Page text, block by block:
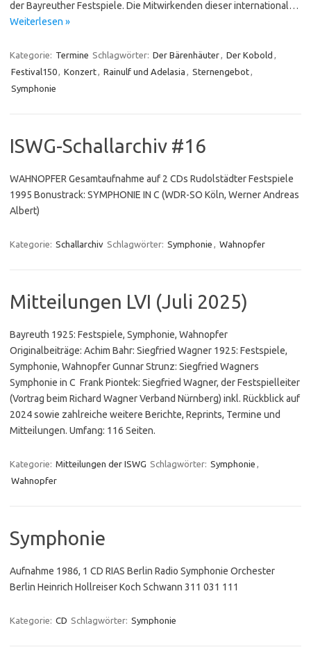
der Bayreuther Festspiele. Die Mitwirkenden dieser international…
Weiterlesen »
Kategorie: Termine Schlagwörter: Der Bärenhäuter, Der Kobold ,
Festival150, Konzert, Rainulf und Adelasia , Sternengebot,
Symphonie
ISWG-Schallarchiv #16
WAHNOPFER Gesamtaufnahme auf 2 CDs Rudolstädter Festspiele
1995 Bonustrack: SYMPHONIE IN C (WDR-SO Köln, Werner Andreas
Albert)
Kategorie: Schallarchiv Schlagwörter: Symphonie , Wahnopfer
Mitteilungen LVI (Juli 2025)
Bayreuth 1925: Festspiele, Symphonie, Wahnopfer
Originalbeiträge: Achim Bahr: Siegfried Wagner 1925: Festspiele,
Symphonie, Wahnopfer Gunnar Strunz: Siegfried Wagners
Symphonie in C Frank Piontek: Siegfried Wagner, der Festspielleiter
(Vortrag beim Richard Wagner Verband Nürnberg) inkl. Rückblick auf
2024 sowie zahlreiche weitere Berichte, Reprints, Termine und
Mitteilungen. Umfang: 116 Seiten.
Kategorie: Mitteilungen der ISWG Schlagwörter: Symphonie ,
Wahnopfer
Symphonie
Aufnahme 1986, 1 CD RIAS Berlin Radio Symphonie Orchester
Berlin Heinrich Hollreiser Koch Schwann 311 031 111
Kategorie: CD Schlagwörter: Symphonie